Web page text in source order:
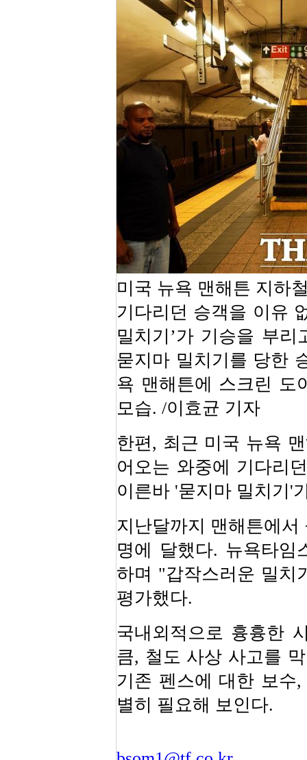
미국 뉴욕 맨해튼 지하
기다리던 승객을 이유
밀치기’가 기승을 부
묻지마 밀치기를 당한
욕 맨해튼에 스크린 도
모습. /이효균 기자
한편, 최근 미국 뉴욕
어오는 와중에 기다리
이른바 '묻지마 밀치기'
지난달까지 맨해튼에서
명에 달했다. 뉴욕타
하며 "갑작스러운 밀치
평가했다.
국내외적으로 흉흉한
큼, 철도 사상 사고를
기존 펜스에 대한 보수
별히 필요해 보인다.